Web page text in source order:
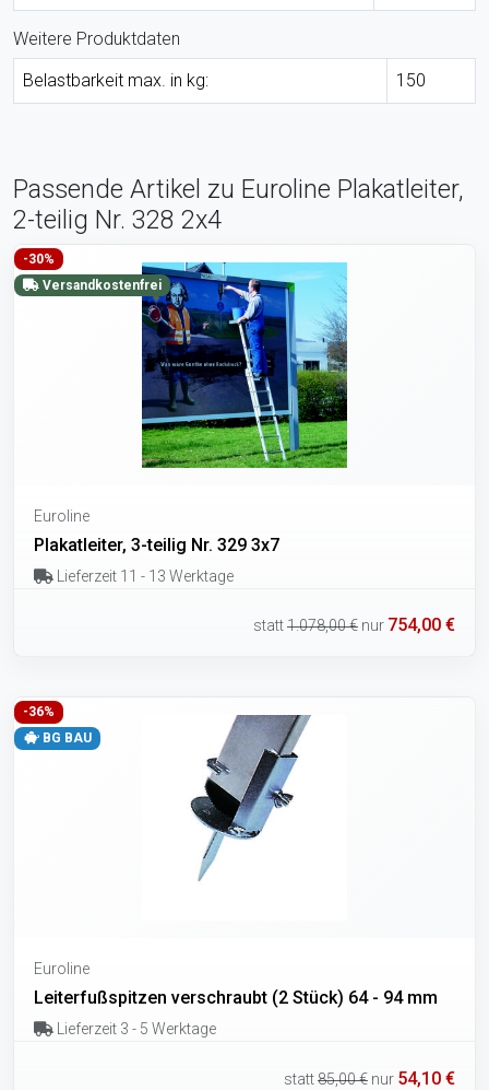
Weitere Produktdaten
Belastbarkeit max. in kg:
150
Passende Artikel zu Euroline Plakatleiter,
2-teilig Nr. 328 2x4
-30%
Versandkostenfrei
Euroline
Plakatleiter, 3-teilig Nr. 329 3x7
Lieferzeit 11 - 13 Werktage
statt1.078,00 € nur 754,00 €
-36%
BG BAU
Euroline
Leiterfußspitzen verschraubt (2 Stück) 64 - 94 mm
Lieferzeit 3 - 5 Werktage
statt85,00 € nur 54,10 €